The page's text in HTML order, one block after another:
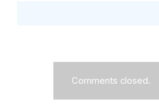
Comments closed.